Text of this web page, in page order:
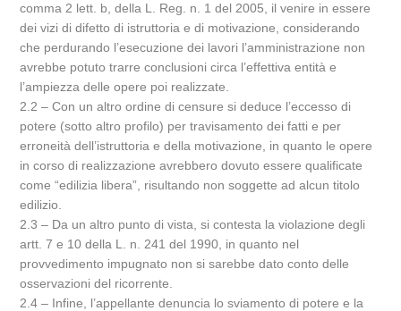
comma 2 lett. b, della L. Reg. n. 1 del 2005, il venire in essere
dei vizi di difetto di istruttoria e di motivazione, considerando
che perdurando l’esecuzione dei lavori l’amministrazione non
avrebbe potuto trarre conclusioni circa l’effettiva entità e
l’ampiezza delle opere poi realizzate.
2.2 – Con un altro ordine di censure si deduce l’eccesso di
potere (sotto altro profilo) per travisamento dei fatti e per
erroneità dell’istruttoria e della motivazione, in quanto le opere
in corso di realizzazione avrebbero dovuto essere qualificate
come “edilizia libera”, risultando non soggette ad alcun titolo
edilizio.
2.3 – Da un altro punto di vista, si contesta la violazione degli
artt. 7 e 10 della L. n. 241 del 1990, in quanto nel
provvedimento impugnato non si sarebbe dato conto delle
osservazioni del ricorrente.
2.4 – Infine, l’appellante denuncia lo sviamento di potere e la